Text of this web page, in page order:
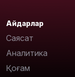
Айдарлар
Саясат
Аналитика
Қоғам